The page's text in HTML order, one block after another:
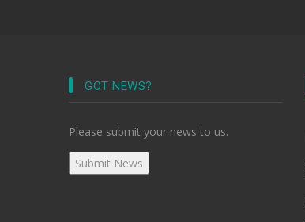
GOT NEWS?
Please submit your news to us.